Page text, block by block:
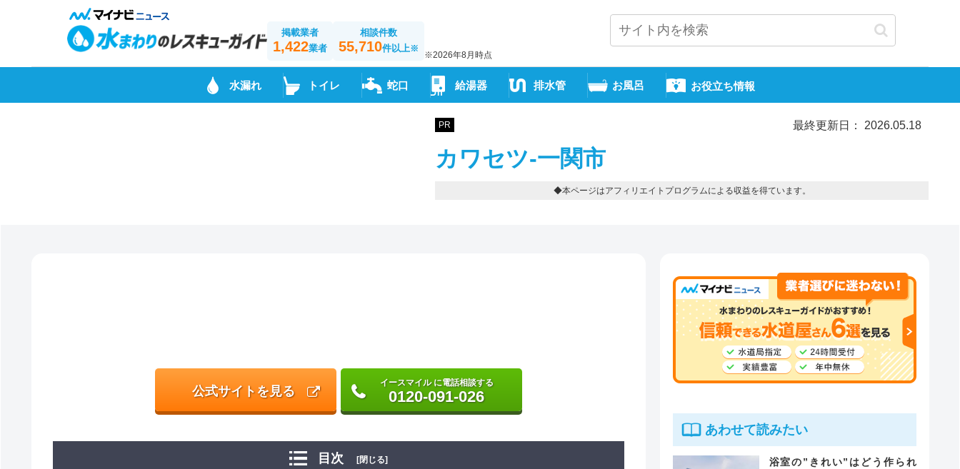
掲載業者
1,422業者
相談件数
55,710件以上※
※2026年8月時点
水漏れ トイレ 蛇口 給湯器 排水管 お風呂 お役立ち情報
PR 最終更新日： 2026.05.18
カワセツ-一関市
◆本ページはアフィリエイトプログラムによる収益を得ています。
公式サイトを見る
イースマイル に電話相談する
0120-091-026
目次 [閉じる]
あわせて読みたい
浴室の”きれい”はどう作られ